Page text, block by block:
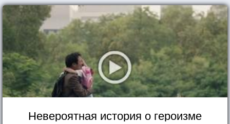
Невероятная история о героизме